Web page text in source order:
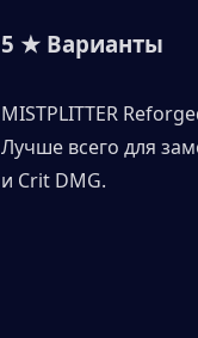
5 ★ Варианты
MISTPLITTER
Лучше всего для
и Crit DMG.